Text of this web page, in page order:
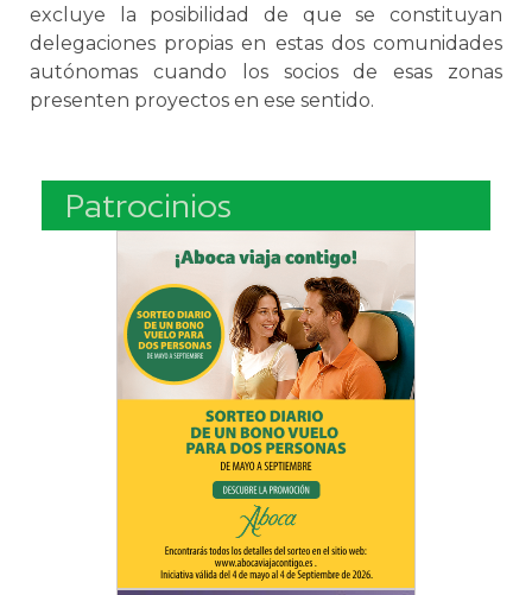
excluye la posibilidad de que se constituyan
delegaciones propias en estas dos comunidades
autónomas cuando los socios de esas zonas
presenten proyectos en ese sentido.
Patrocinios